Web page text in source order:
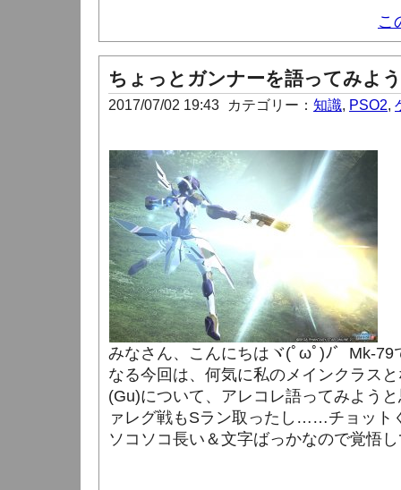
こ
ちょっとガンナーを語ってみよ
2017/07/02 19:43 カテゴリー： 知識, PSO2,
みなさん、こんにちはヾ(ﾟωﾟ)ﾉ゛Mk-79
なる今回は、何気に私のメインクラス
(Gu)について、アレコレ語ってみよう
ァレグ戦もSラン取ったし……チョット
ソコソコ長い＆文字ばっかなので覚悟